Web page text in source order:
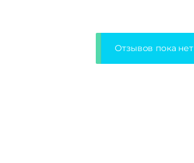
Отзывов пока нет